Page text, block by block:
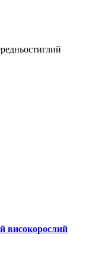
високорослий